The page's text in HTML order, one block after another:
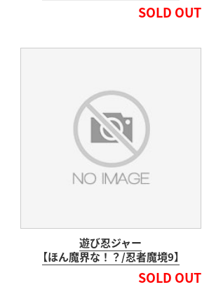
SOLD OUT
遊び忍ジャー
【ほん魔界な！？/忍者魔境9】
SOLD OUT